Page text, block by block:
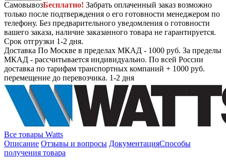
СамовывозБесплатно! Забрать оплаченный заказ возможно
только после подтверждения о его готовности менеджером по
телефону. Без предварительного уведомления о готовности
вашего заказа, наличие заказанного товара не гарантируется.
Срок отгрузки 1-2 дня.
Доставка По Москве в пределах МКАД - 1000 руб. За пределы
МКАД - рассчитывается индивидуально. По всей России
доставка по тарифам транспортных компаний + 1000 руб.
перемещение до перевозчика. 1-2 дня
Все товары Watts
Описание Отзывы и вопросы ДокументацияСпособы
получения товара